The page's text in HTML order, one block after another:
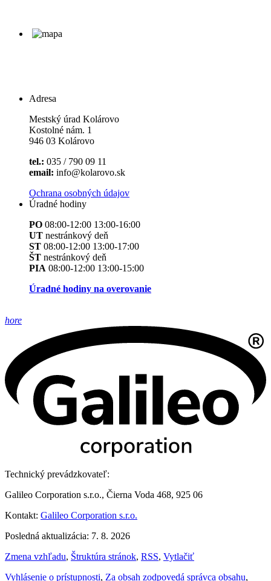
Adresa
Mestský úrad Kolárovo
Kostolné nám. 1
946 03 Kolárovo
tel.: 035 / 790 09 11
email: info@kolarovo.sk
Ochrana osobných údajov
Úradné hodiny
PO 08:00-12:00 13:00-16:00
UT nestránkový deň
ST 08:00-12:00 13:00-17:00
ŠT nestránkový deň
PIA 08:00-12:00 13:00-15:00
Úradné hodiny na overovanie
hore
Technický prevádzkovateľ:
Galileo Corporation s.r.o., Čierna Voda 468, 925 06
Kontakt: Galileo Corporation s.r.o.
Posledná aktualizácia: 7. 8. 2026
Zmena vzhľadu, Štruktúra stránok, RSS, Vytlačiť
Vyhlásenie o prístupnosti, Za obsah zodpovedá správca obsahu,